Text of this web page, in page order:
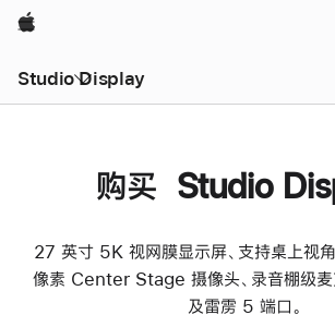
Apple
Studio Display
购买 Studio
27 英寸 5K 视网膜显示屏、支持桌上视
像素 Center Stage 摄像头、录音棚级麦
及雷雳 5 端口。